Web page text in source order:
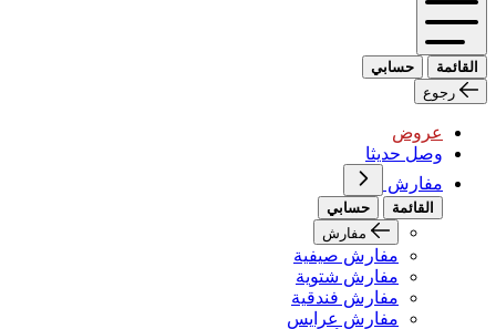
القائمة
حسابي
رجوع
عروض
وصل حديثا
مفارش
القائمة
حسابي
مفارش
مفارش صيفية
مفارش شتوية
مفارش فندقية
مفارش عرايس